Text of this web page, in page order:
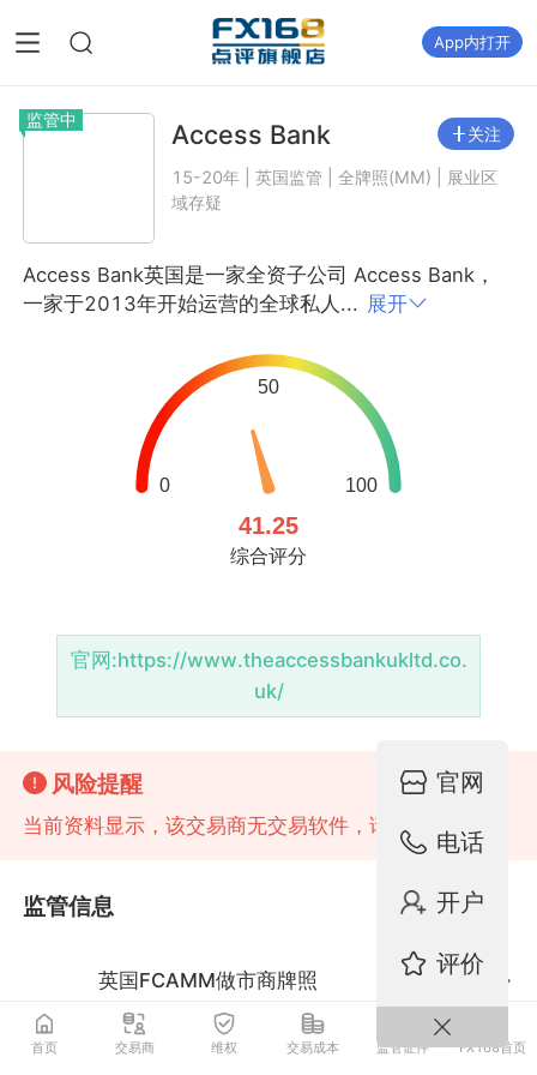
App内打开
监管中 Access Bank 关注
15-20年 | 英国监管 | 全牌照(MM) | 展业区
域存疑
Access Bank英国是一家全资子公司 Access Bank，
一家于2013年开始运营的全球私人... 展开
官网:https://www.theaccessbankukltd.co.
uk/
风险提醒
当前资料显示，该交易商无交易软件，请注意风险!
监管信息
英国FCAMM做市商牌照 监管中
官网
电话
开户
评价
首页 交易商 维权 交易成本 监管证件 FX168首页